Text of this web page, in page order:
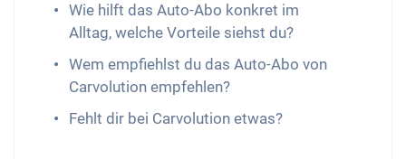
Wie hilft das Auto-Abo konkret im
Alltag, welche Vorteile siehst du?
Wem empfiehlst du das Auto-Abo von
Carvolution empfehlen?
Fehlt dir bei Carvolution etwas?